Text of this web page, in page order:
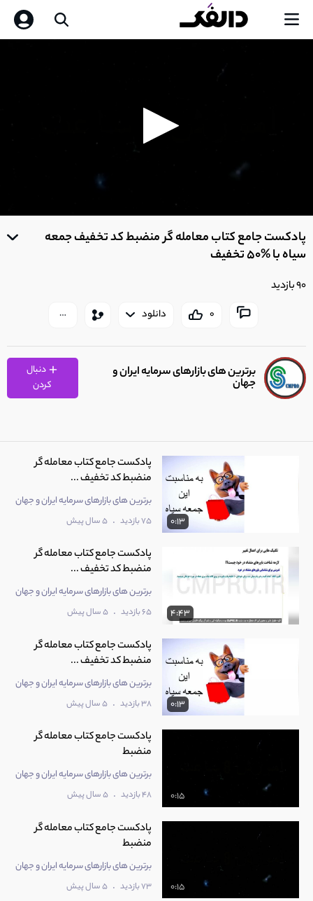
0
of
پادکست جامع کتاب معامله گر منضبط کد تخفیف جمعه
سیاه با %50 تخفیف
90 بازدید
0 دانلود
برترین های بازارهای سرمایه ایران و
جهان
دنبال
کردن
0:13
پادکست جامع کتاب معامله گر
منضبط کد تخفیف ...
برترین های بازارهای سرمایه ایران و جهان
75 بازدید . 5 سال پیش
4:43
پادکست جامع کتاب معامله گر
منضبط کد تخفیف ...
برترین های بازارهای سرمایه ایران و جهان
65 بازدید . 5 سال پیش
0:13
پادکست جامع کتاب معامله گر
منضبط کد تخفیف ...
برترین های بازارهای سرمایه ایران و جهان
38 بازدید . 5 سال پیش
0:15
پادکست جامع کتاب معامله گر
منضبط
برترین های بازارهای سرمایه ایران و جهان
48 بازدید . 5 سال پیش
0:15
پادکست جامع کتاب معامله گر
منضبط
برترین های بازارهای سرمایه ایران و جهان
73 بازدید . 5 سال پیش